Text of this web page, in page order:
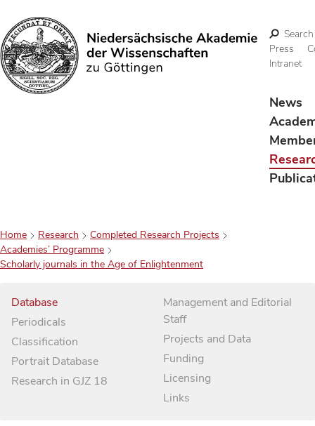
Search
Search
Press
Intranet
News
Home Research
Completed Research Projects
Academies’ Programme
Scholarly journals in the Age of Enlightenment
Database
Periodicals
Classification
Portrait Database
Research in GJZ 18
Management and Editorial
Staff
Projects and Data
Funding
Licensing
Links